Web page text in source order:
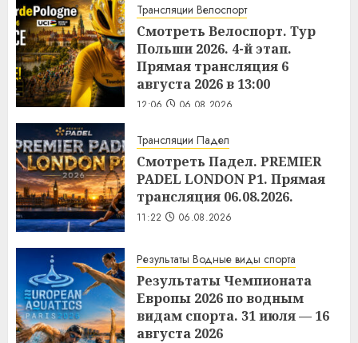
Трансляции Велоспорт
Смотреть Велоспорт. Тур
Польши 2026. 4-й этап.
Прямая трансляция 6
августа 2026 в 13:00
12:06 06.08.2026
Трансляции Падел
Смотреть Падел. PREMIER
PADEL LONDON P1. Прямая
трансляция 06.08.2026.
11:22 06.08.2026
Результаты Водные виды спорта
Результаты Чемпионата
Европы 2026 по водным
видам спорта. 31 июля — 16
августа 2026